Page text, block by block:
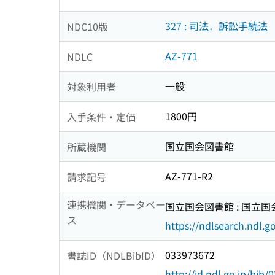
NDC10版 327 : 司法．訴訟手続法
NDLC AZ-771
対象利用者 一般
入手条件・定価 1800円
所蔵機関 国立国会図書館
請求記号
AZ-771-R2
連携機関・データベー
ス
国立国会図書館 : 国立
https://
書誌ID（NDLBibID）
033973672